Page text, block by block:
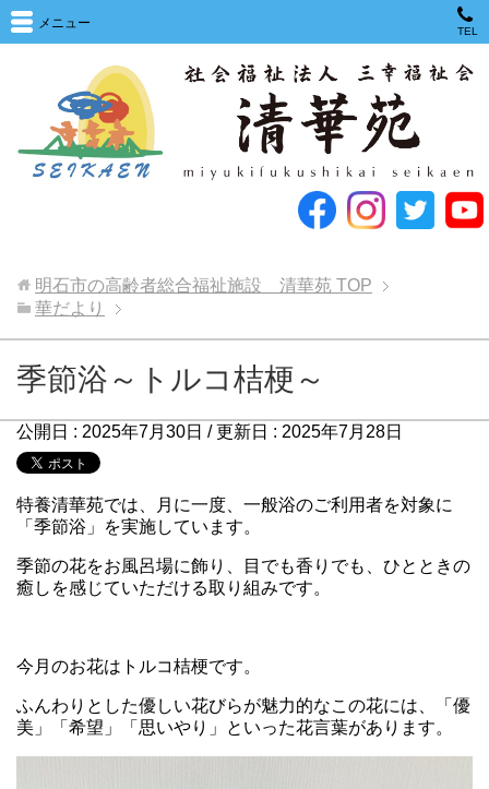
メニュー
TEL
明石市の高齢者総合福祉施設 清華苑 TOP
華だより
季節浴～トルコ桔梗～
公開日 : 2025年7月30日 / 更新日 : 2025年7月28日
特養清華苑では、月に一度、一般浴のご利用者を対象に
「季節浴」を実施しています。
季節の花をお風呂場に飾り、目でも香りでも、ひとときの
癒しを感じていただける取り組みです。
今月のお花はトルコ桔梗です。
ふんわりとした優しい花びらが魅力的なこの花には、「優
美」「希望」「思いやり」といった花言葉があります。